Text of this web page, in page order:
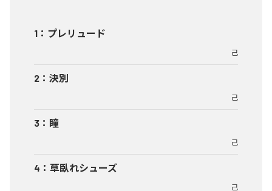
1 ： プレリュード
己
2 ： 決別
己
3 ： 瞳
己
4 ： 草臥れシューズ
己